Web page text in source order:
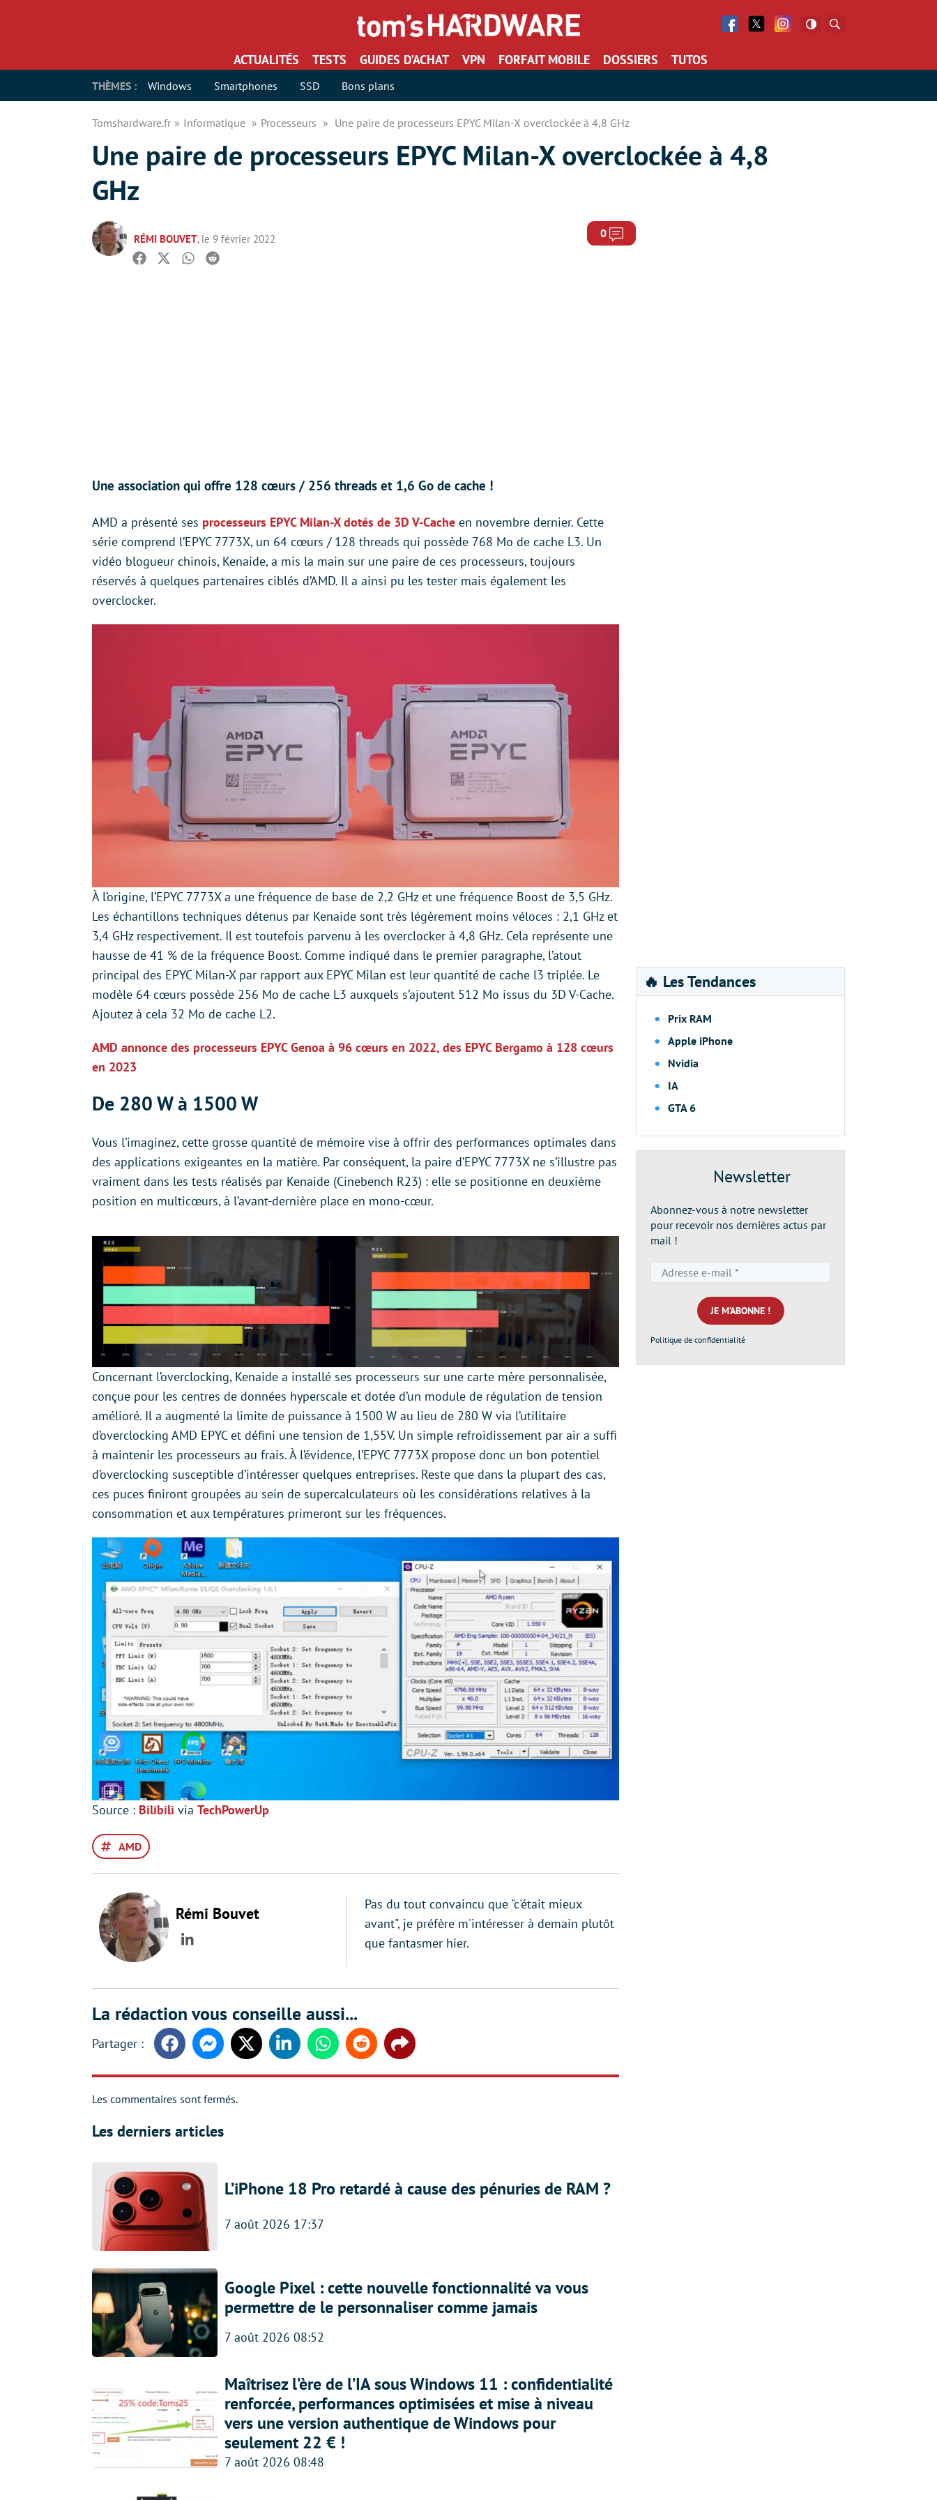
Facebook
Twitter Facebook
ACTUALITÉS TESTS GUIDES D’ACHAT VPN FORFAIT MOBILE DOSSIERS TUTOS
THÈMES : Windows Smartphones SSD Bons plans
Tomshardware.fr Informatique Processeurs Une paire de processeurs EPYC Milan-X overclockée à 4,8 GHz
Une paire de processeurs EPYC Milan-X overclockée à 4,8
GHz
RÉMI BOUVET, le 9 février 2022 0 Commentaires
Facebook
TwitterWhatsapp
Reddit
Une association qui offre 128 cœurs / 256 threads et 1,6 Go de cache !
AMD a présenté ses processeurs EPYC Milan-X dotés de 3D V-Cache en novembre dernier. Cette
série comprend l’EPYC 7773X, un 64 cœurs / 128 threads qui possède 768 Mo de cache L3. Un
vidéo blogueur chinois, Kenaide, a mis la main sur une paire de ces processeurs, toujours
réservés à quelques partenaires ciblés d’AMD. Il a ainsi pu les tester mais également les
overclocker.
À l’origine, l’EPYC 7773X a une fréquence de base de 2,2 GHz et une fréquence Boost de 3,5 GHz.
Les échantillons techniques détenus par Kenaide sont très légèrement moins véloces : 2,1 GHz et
3,4 GHz respectivement. Il est toutefois parvenu à les overclocker à 4,8 GHz. Cela représente une
hausse de 41 % de la fréquence Boost. Comme indiqué dans le premier paragraphe, l’atout
principal des EPYC Milan-X par rapport aux EPYC Milan est leur quantité de cache l3 triplée. Le
modèle 64 cœurs possède 256 Mo de cache L3 auxquels s’ajoutent 512 Mo issus du 3D V-Cache.
Ajoutez à cela 32 Mo de cache L2.
AMD annonce des processeurs EPYC Genoa à 96 cœurs en 2022, des EPYC Bergamo à 128 cœurs
en 2023
De 280 W à 1500 W
Vous l’imaginez, cette grosse quantité de mémoire vise à offrir des performances optimales dans
des applications exigeantes en la matière. Par conséquent, la paire d’EPYC 7773X ne s’illustre pas
vraiment dans les tests réalisés par Kenaide (Cinebench R23) : elle se positionne en deuxième
position en multicœurs, à l’avant-dernière place en mono-cœur.
Concernant l’overclocking, Kenaide a installé ses processeurs sur une carte mère personnalisée,
conçue pour les centres de données hyperscale et dotée d’un module de régulation de tension
amélioré. Il a augmenté la limite de puissance à 1500 W au lieu de 280 W via l’utilitaire
d’overclocking AMD EPYC et défini une tension de 1,55V. Un simple refroidissement par air a suffi
à maintenir les processeurs au frais. À l’évidence, l’EPYC 7773X propose donc un bon potentiel
d’overclocking susceptible d’intéresser quelques entreprises. Reste que dans la plupart des cas,
ces puces finiront groupées au sein de supercalculateurs où les considérations relatives à la
consommation et aux températures primeront sur les fréquences.
Source : Bilibili via TechPowerUp
AMD
Rémi Bouvet
LinkedIn
Pas du tout convaincu que "c'était mieux
avant", je préfère m'intéresser à demain plutôt
que fantasmer hier.
La rédaction vous conseille aussi...
FacebookMessengerTwitter LinkedinWhatsappReddit Share
Les commentaires sont fermés.
Les derniers articles
L’iPhone 18 Pro retardé à cause des pénuries de RAM ?
7 août 2026 17:37
Google Pixel : cette nouvelle fonctionnalité va vous
permettre de le personnaliser comme jamais
7 août 2026 08:52
Maîtrisez l’ère de l’IA sous Windows 11 : confidentialité
renforcée, performances optimisées et mise à niveau
vers une version authentique de Windows pour
seulement 22 € !
7 août 2026 08:48
🔥 Les Tendances
Prix RAM
Apple iPhone
Nvidia
IA
GTA 6
Newsletter
Abonnez-vous à notre newsletter
pour recevoir nos dernières actus par
mail !
e-
mail
*
Politique de confidentialité